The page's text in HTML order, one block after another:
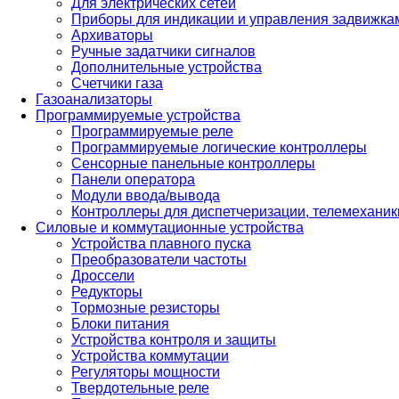
Для электрических сетей
Приборы для индикации и управления
Архиваторы
Ручные задатчики сигналов
Дополнительные устройства
Счетчики газа
Газоанализаторы
Программируемые устройства
Программируемые реле
Программируемые логические контроллеры
Сенсорные панельные контроллеры
Панели оператора
Модули ввода/вывода
Контроллеры для диспетчеризации,
Силовые и коммутационные устройства
Устройства плавного пуска
Преобразователи частоты
Дроссели
Редукторы
Тормозные резисторы
Блоки питания
Устройства контроля и защиты
Устройства коммутации
Регуляторы мощности
Твердотельные реле